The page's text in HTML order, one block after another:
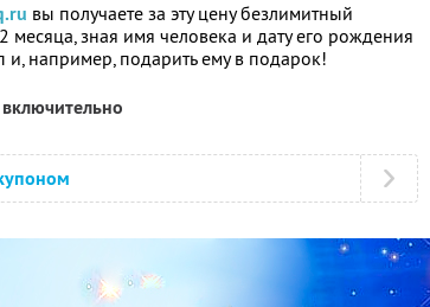
вы получаете за эту цену безлимитный
месяца, зная имя человека и дату его рождения
и, например, подарить ему в подарок!